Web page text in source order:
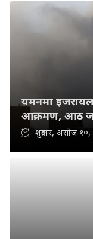
यमनमा
आक्रमण, आठ
शुक्रबार, असोज